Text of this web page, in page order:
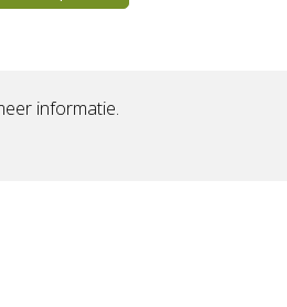
informatie.